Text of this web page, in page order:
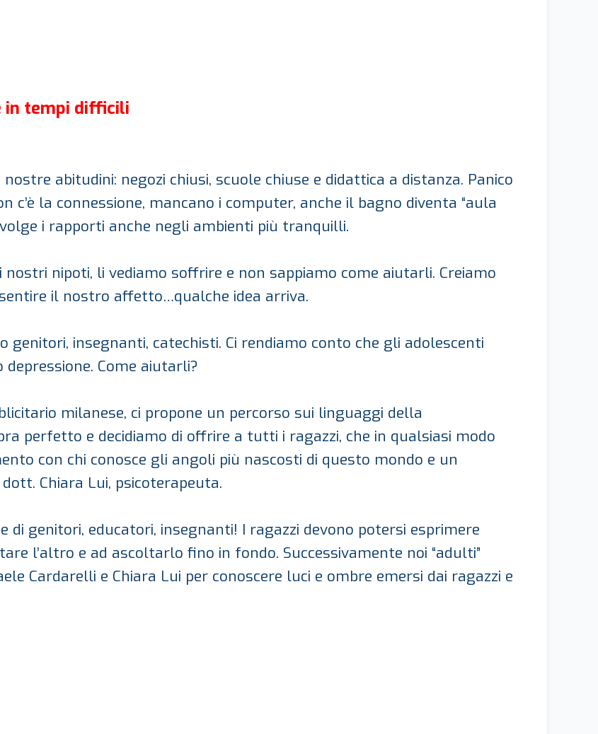
in tempi difficili
abitudini: negozi chiusi, scuole chiuse e didattica a distanza. Panico
la connessione, mancano i computer, anche il bagno diventa “aula
i rapporti anche negli ambienti più tranquilli.
nipoti, li vediamo soffrire e non sappiamo come aiutarli. Creiamo
il nostro affetto…qualche idea arriva.
genitori, insegnanti, catechisti. Ci rendiamo conto che gli adolescenti
Come aiutarli?
milanese, ci propone un percorso sui linguaggi della
perfetto e decidiamo di offrire a tutti i ragazzi, che in qualsiasi modo
con chi conosce gli angoli più nascosti di questo mondo e un
Chiara Lui, psicoterapeuta.
genitori, educatori, insegnanti! I ragazzi devono potersi esprimere
l’altro e ad ascoltarlo fino in fondo. Successivamente noi “adulti”
Cardarelli e Chiara Lui per conoscere luci e ombre emersi dai ragazzi e